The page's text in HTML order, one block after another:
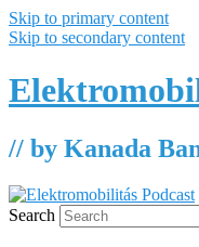
Skip to primary content
Skip to secondary content
// by Kanada
Search